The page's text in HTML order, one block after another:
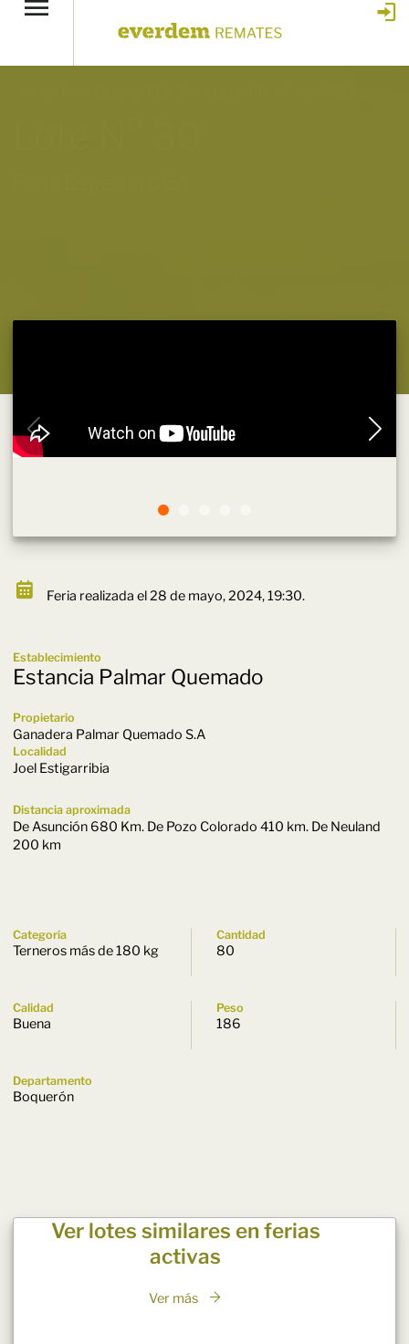
Feria realizada el 28 de mayo, 2024, 19:30.
Establecimiento
Estancia Palmar Quemado
Propietario
Ganadera Palmar Quemado S.A
Localidad
Joel Estigarribia
Distancia aproximada
De Asunción 680 Km. De Pozo Colorado 410 km. De Neuland
200 km
Categoría
Terneros más de 180 kg
Cantidad
80
Calidad
Buena
Peso
186
Departamento
Boquerón
Ver lotes similares en ferias
activas
Ver más